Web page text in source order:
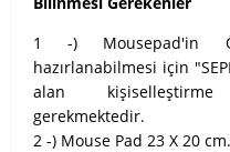
1 -) Mousepad'in
hazırlanabilmesi için
alan kişiselleştirme
gerekmektedir.
2 -) Mouse Pad 23 X 20